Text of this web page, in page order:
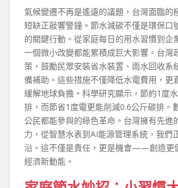
氣候變遷不再是遙遠的議題，台灣面臨的
短缺正敲響警鐘。節水減碳不僅是環保口
的關鍵行動。從家庭每日的用水習慣到企
一個微小改變都能累積成巨大影響。台灣
策，鼓勵民眾安裝省水裝置、雨水回收系
備補助。這些措施不僅降低水電費用，更
緩解地球負擔。科學研究顯示，節約1度
排，而節省1度電更能削減0.6公斤碳排。
公民都能參與的綠色革命。台灣擁有先進
力，從智慧水表到AI能源管理系統，我們
沿。這不僅是責任，更是機會——創造更
經濟新動能。